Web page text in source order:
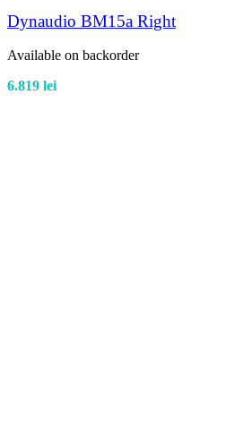
Dynaudio BM15a Right
Available on backorder
6.819 lei